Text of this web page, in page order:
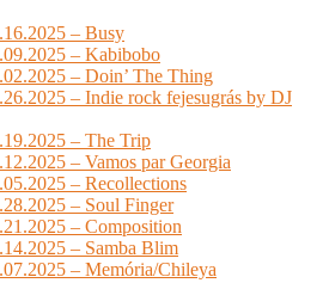
– Busy
– Kabibobo
– Doin’ The Thing
– Indie rock fejesugrás by DJ
– The Trip
– Vamos par Georgia
– Recollections
– Soul Finger
– Composition
– Samba Blim
– Memória/Chileya